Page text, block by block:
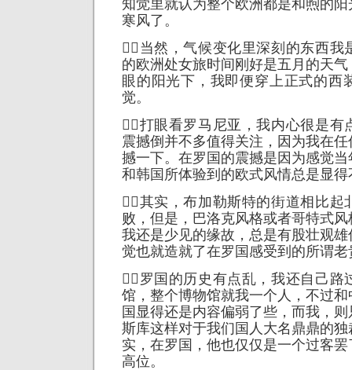
知觉里就认为整个欧洲都是和煦的
寒风了。
当然，气候变化里深刻的东西我
的欧洲处女旅时间刚好是五月的天
眼的阳光下，我即便穿上正式的西
觉。
打眼看罗马尼亚，我内心很是有
震撼倒并不多值得关注，因为我在
撼一下。在罗国的震撼是因为感觉
和韩国所体验到的欧式风情总是显
其实，布加勒斯特的街道相比起
败，但是，巴洛克风格或者哥特式
我还是少见的缘故，总是有股壮观
觉也就造就了在罗国感受到的所谓
罗国的历史有点乱，我还自己路
馆，整个博物馆就我一个人，不过
国显得还是内容偏弱了些，而我，
斯库这样对于我们国人大名鼎鼎的
实，在罗国，他也仅仅是一个过客
高位。